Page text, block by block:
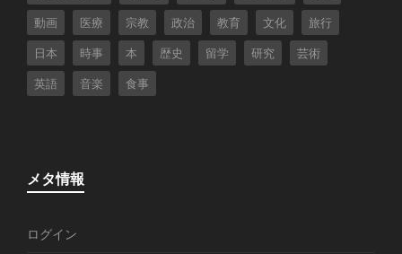
動画 医療 宗教 政治 教育 文化 旅行
日本 時事 本 歴史 留学 研究 芸術
英語 音楽 食事
メタ情報
ログイン